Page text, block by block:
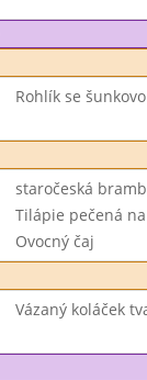
Rohlík se
staročeská
Tilápie pečená
Ovocný čaj
Vázaný koláček